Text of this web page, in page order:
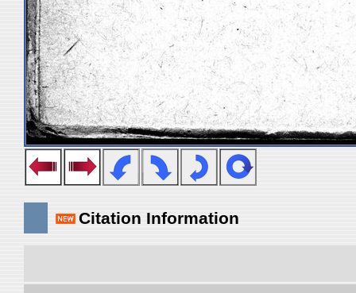
Citation Information